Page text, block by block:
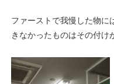
ファーストで我慢した物に
きなかったものはその付け